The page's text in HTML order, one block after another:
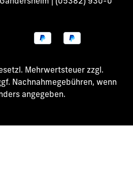
Mehrwertsteuer zzgl.
Nachnahmegebühren, wenn
angegeben.